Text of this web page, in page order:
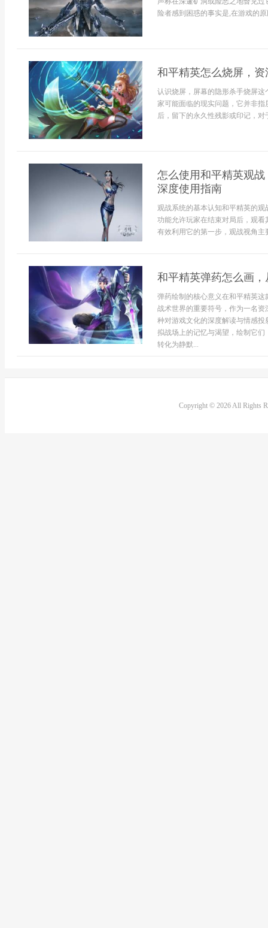
险者感到困惑的事实是,在游戏的
和平精英怎么烧屏，
认识烧屏，屏幕的隐形杀手烧屏
家可能面临的现实问题，它并非
后，留下的永久性残影或印记，
怎么使用和平精英观
深度使用指南
观战系统的基本认知和平精英的
功能允许玩家在结束对局后，观
有效利用它的第一步，观战视角主
和平精英弹药怎么画
弹药绘制的核心意义在和平精英
战术世界的重要符号，作为一名
种对游戏文化的深度解读与情感
拟战场上的记忆与渴望，绘制它
转化为静默...
Copyright © 2026 All Rights